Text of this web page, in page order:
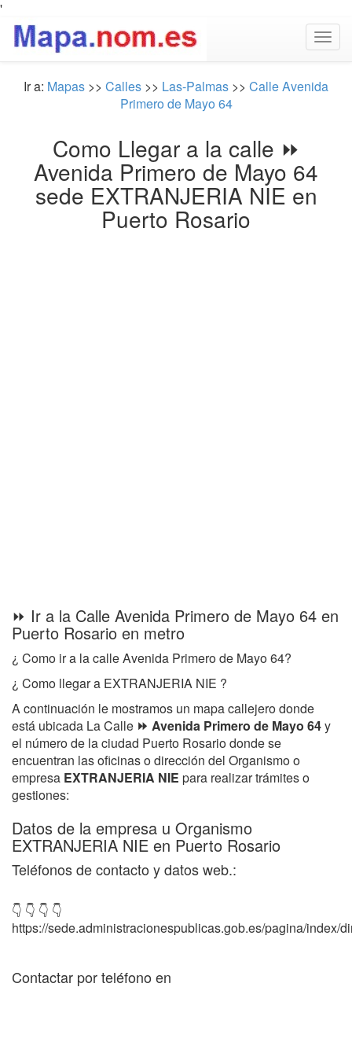
'
Ir a: Mapas >> Calles >> Las-Palmas >> Calle Avenida
Primero de Mayo 64
Como Llegar a la calle ⏩
Avenida Primero de Mayo 64
sede EXTRANJERIA NIE en
Puerto Rosario
⏩ Ir a la Calle Avenida Primero de Mayo 64 en
Puerto Rosario en metro
¿ Como ir a la calle Avenida Primero de Mayo 64?
¿ Como llegar a EXTRANJERIA NIE ?
A continuación le mostramos un mapa callejero donde
está ubicada La Calle ⏩ Avenida Primero de Mayo 64y
el número de la ciudad Puerto Rosario donde se
encuentran las oficinas o dirección del Organismo o
empresa EXTRANJERIA NIE para realizar trámites o
gestiones:
Datos de la empresa u Organismo
EXTRANJERIA NIE en Puerto Rosario
Teléfonos de contacto y datos web.:
👇 👇 👇 👇
https://sede.administracionespublicas.gob.es/pagina/index/
Contactar por teléfono en